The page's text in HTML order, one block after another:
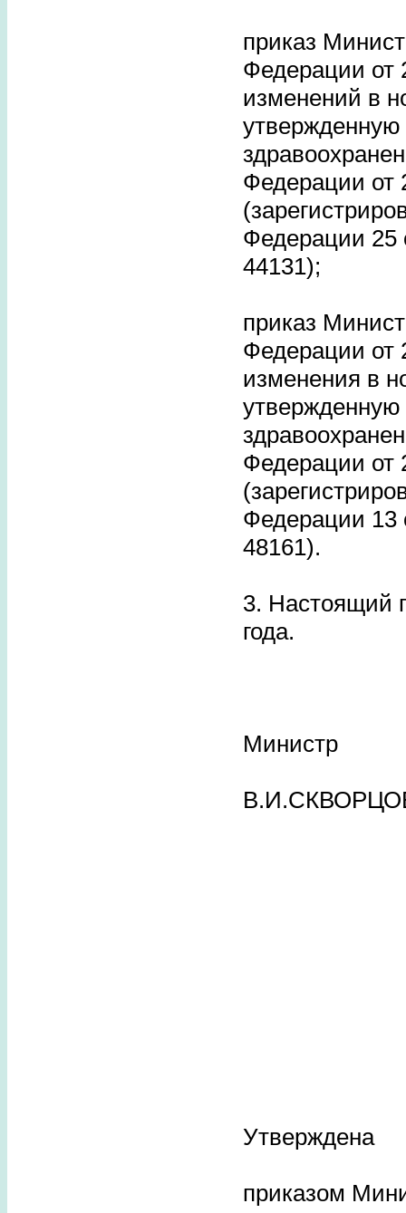
приказ
Федерации от
изменений в
Федерации от
Федерации 25
44131);
приказ
Федерации от
изменения в
Федерации от
Федерации 13
48161).
3. Настоящий
года.
Министр
Утверждена
приказом